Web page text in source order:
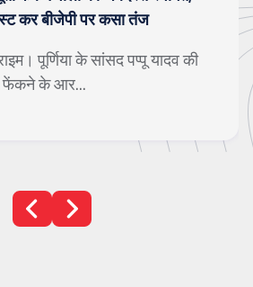
सावन के महीने को अत्यंत पवित्र
जहां एक ओर बारिश ...